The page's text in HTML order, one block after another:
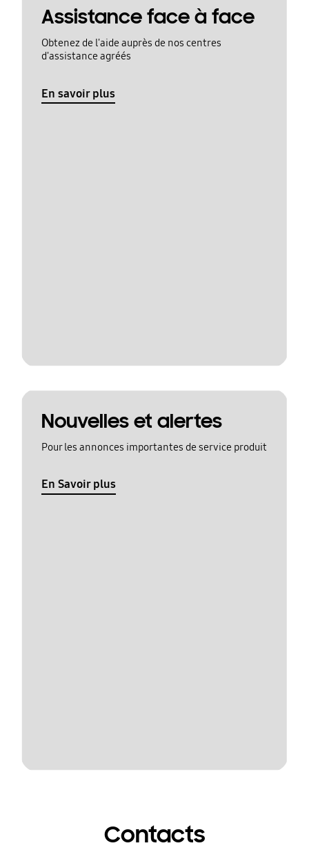
Assistance face à face
Obtenez de l'aide auprès de nos centres
d'assistance agréés
En savoir plus
Nouvelles et alertes
Pour les annonces importantes de service produit
En Savoir plus
Contacts